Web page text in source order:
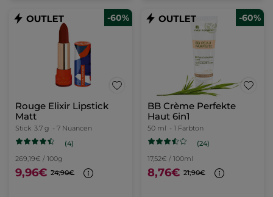
-60%
Rouge Elixir Lipstick
Matt
Stick 3.7 g - 7 Nuancen
(4)
269,19€ / 100g
9,96€ 24,90€
-60%
BB Crème Perfekte
Haut 6in1
50 ml - 1 Farbton
(24)
17,52€ / 100ml
8,76€ 21,90€